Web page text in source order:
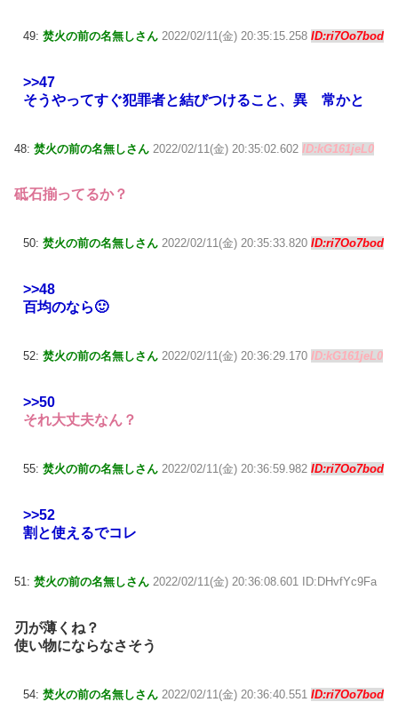
49: 焚火の前の名無しさん 2022/02/11(金) 20:35:15.258 ID:ri7Oo7bod
>>47
そうやってすぐ犯罪者と結びつけること、異 常かと
48: 焚火の前の名無しさん 2022/02/11(金) 20:35:02.602 ID:kG161jeL0
砥石揃ってるか？
50: 焚火の前の名無しさん 2022/02/11(金) 20:35:33.820 ID:ri7Oo7bod
>>48
百均のなら🙂
52: 焚火の前の名無しさん 2022/02/11(金) 20:36:29.170 ID:kG161jeL0
>>50
それ大丈夫なん？
55: 焚火の前の名無しさん 2022/02/11(金) 20:36:59.982 ID:ri7Oo7bod
>>52
割と使えるでコレ
51: 焚火の前の名無しさん 2022/02/11(金) 20:36:08.601 ID:DHvfYc9Fa
刃が薄くね？
使い物にならなさそう
54: 焚火の前の名無しさん 2022/02/11(金) 20:36:40.551 ID:ri7Oo7bod